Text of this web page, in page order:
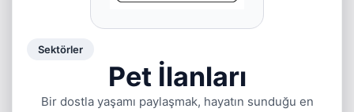
Sektörler
Pet İlanları
Bir dostla yaşamı paylaşmak, hayatın sunduğu en